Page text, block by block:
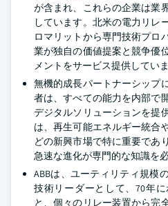
が含まれ、これらの企業は業
しています。北米の電力リレ
ロマリットから専門技術プロ
業が独自の価値提案と競争優
メントをサービス提供していま
無機的成長パートナーシップ
者は、すべての能力を内部で
デジタルソリューションを提
は、再生可能エネルギー統合
どの新興市場で特に重要であ
急速な進化が専門的な知識を
ABBは、ユーティリティ規模
技術リーダーとして、70年
と、個々のリレー装置から完